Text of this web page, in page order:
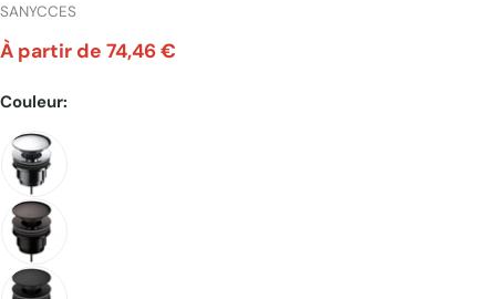
FOURNISSEUR:
SANYCCES
Prix
À partir de 74,46 €
Couleur: